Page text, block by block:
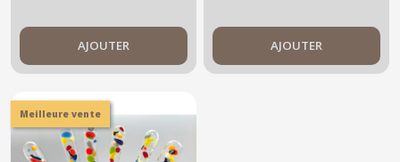
jus - mojito -
grand - verre
fusionné - original
AJOUTER
fusionné artisanal
AJOUTER
Meilleure vente